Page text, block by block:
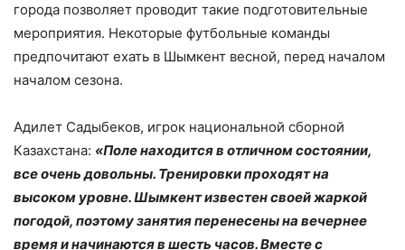
города позволяет проводит такие подготовительные
мероприятия. Некоторые футбольные команды
предпочитают ехать в Шымкент весной, перед началом
началом сезона.
Адилет Садыбеков, игрок национальной сборной
Казахстана: «Поле находится в отличном состоянии,
все очень довольны. Тренировки проходят на
высоком уровне. Шымкент известен своей жаркой
погодой, поэтому занятия перенесены на вечернее
время и начинаются в шесть часов. Вместе с